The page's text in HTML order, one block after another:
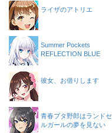
ライザのアトリエ
Summer Pockets
REFLECTION BLUE
彼女、お借りします
青春ブタ野郎はランドセ
ルガールの夢を見ない